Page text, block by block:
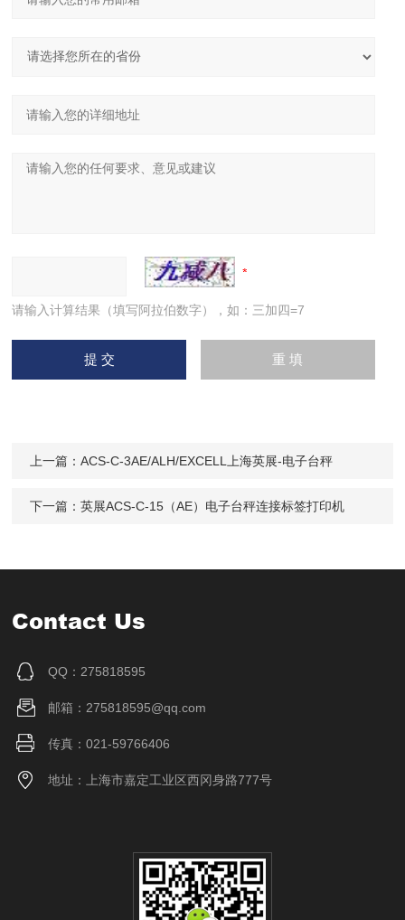
请输入计算结果（填写阿拉伯数字），如：三加四=7
上一篇：ACS-C-3AE/ALH/EXCELL上海英展-电子台秤
下一篇：英展ACS-C-15（AE）电子台秤连接标签打印机
Contact Us
QQ：275818595
邮箱：275818595@qq.com
传真：021-59766406
地址：上海市嘉定工业区西冈身路777号